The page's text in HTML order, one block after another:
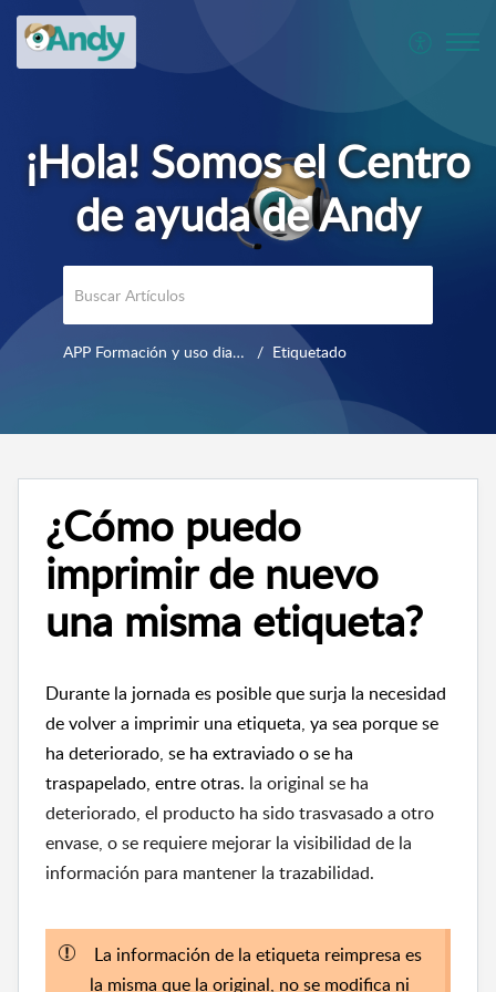
APP Formación y uso diario Etiquetado
¿Cómo puedo
imprimir de nuevo
una misma etiqueta?
Durante la jornada es posible que surja la necesidad
de volver a imprimir una etiqueta, ya sea porque se
ha deteriorado, se ha extraviado o se ha
traspapelado, entre otras. la original se ha
deteriorado, el producto ha sido trasvasado a otro
envase, o se requiere mejorar la visibilidad de la
información para mantener la trazabilidad.
La información de la etiqueta reimpresa es
la misma que la original, no se modifica ni